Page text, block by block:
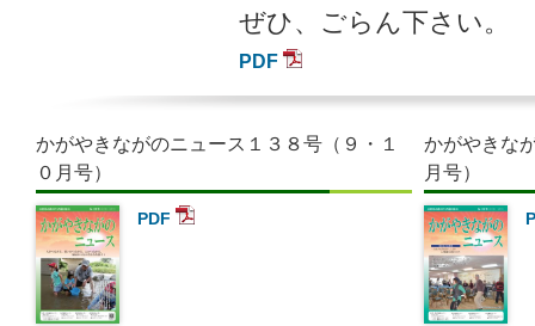
ぜひ、ごらん下さい。
PDF
かがやきながのニュース１３８号（９・１
０月号）
PDF
かがやきな
月号）